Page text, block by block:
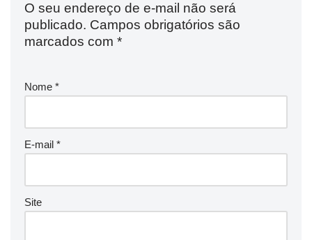
O seu endereço de e-mail não será
publicado. Campos obrigatórios são
marcados com *
Nome *
E-mail *
Site